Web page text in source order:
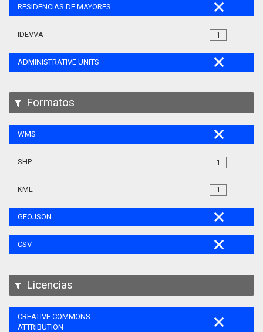
RESIDENCIAS DE MAYORES
1
IDEVVA
ADMINISTRATIVE UNITS
Formatos
WMS
1
SHP
1
KML
GEOJSON
CSV
Licencias
CREATIVE COMMONS
ATTRIBUTION